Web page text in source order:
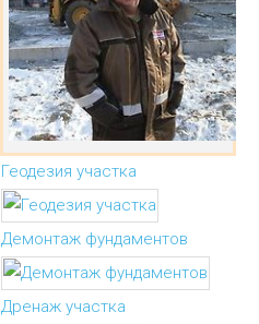
Геодезия участка
Демонтаж фундаментов
Дренаж участка